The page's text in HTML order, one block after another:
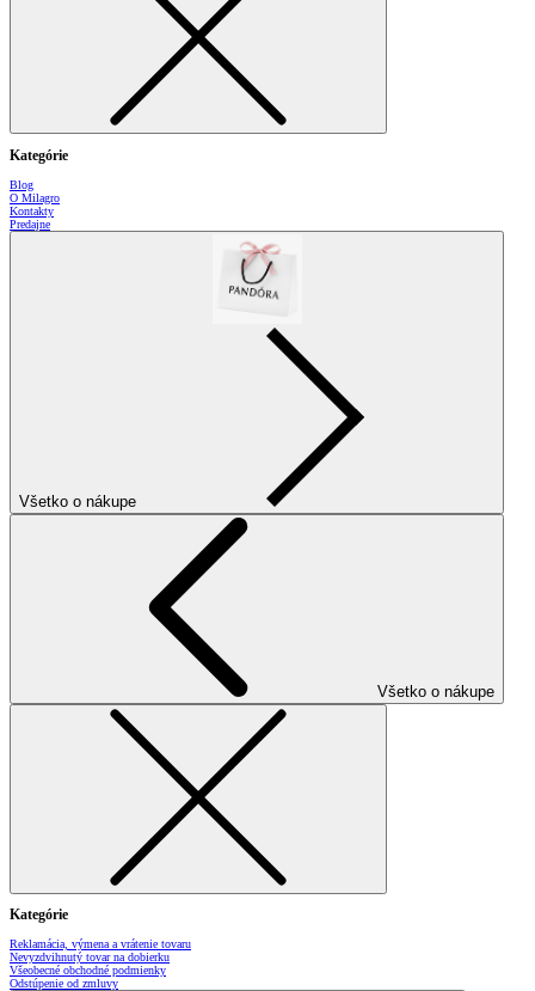
Kategórie
Blog
O Milagro
Kontakty
Predajne
Všetko o nákupe
Všetko o nákupe
Kategórie
Reklamácia, výmena a vrátenie tovaru
Nevyzdvihnutý tovar na dobierku
Všeobecné obchodné podmienky
Odstúpenie od zmluvy